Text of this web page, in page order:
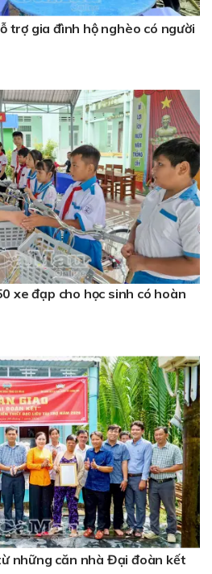
trợ gia đình hộ nghèo có người
xe đạp cho học sinh có hoàn
những căn nhà Đại đoàn kết